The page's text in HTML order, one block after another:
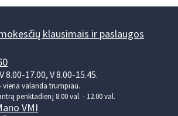
klausimais ir paslaugos
17.00, V 8.00-15.45.
viena valanda trumpiau.
penktadienį 8.00 val. - 12.00 val.
VMI